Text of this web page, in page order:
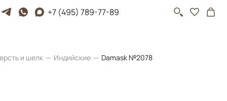
+7 (495) 789-77-89
и шелк Индийские Damask №2078